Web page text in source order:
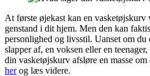
At første øjekast kan en
genstand i dit hjem. Men den kan
personlighed og livsstil. Uanset om du
slapper af, en voksen eller en
din vasketøjskurv afsløre en masse
herog læs videre.